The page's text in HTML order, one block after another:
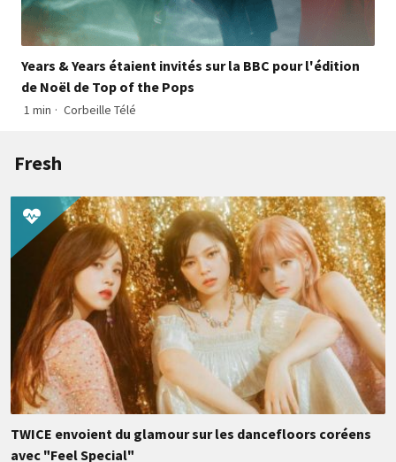
Years & Years étaient invités sur la BBC pour l'édition
de Noël de Top of the Pops
1 min · Corbeille Télé
Fresh
TWICE envoient du glamour sur les dancefloors coréens
avec "Feel Special"